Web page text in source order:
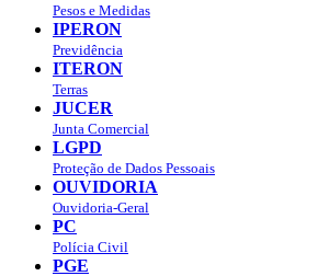
Pesos e Medidas
IPERON
Previdência
ITERON
Terras
JUCER
Junta Comercial
LGPD
Proteção de Dados Pessoais
OUVIDORIA
Ouvidoria-Geral
PC
Polícia Civil
PGE